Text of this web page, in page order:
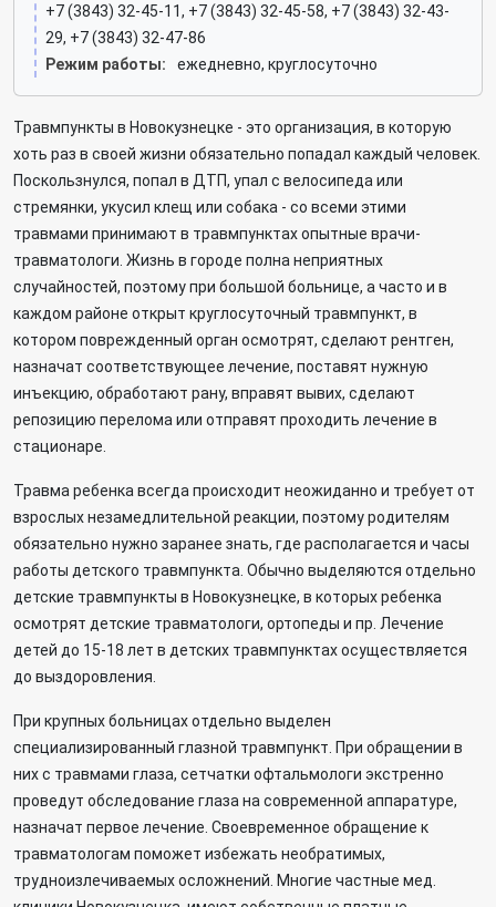
+7 (3843) 32-45-11, +7 (3843) 32-45-58, +7 (3843) 32-43-
29, +7 (3843) 32-47-86
Режим работы:
ежедневно, круглосуточно
Травмпункты в Новокузнецке - это организация, в которую
хоть раз в своей жизни обязательно попадал каждый человек.
Поскользнулся, попал в ДТП, упал с велосипеда или
стремянки, укусил клещ или собака - со всеми этими
травмами принимают в травмпунктах опытные врачи-
травматологи. Жизнь в городе полна неприятных
случайностей, поэтому при большой больнице, а часто и в
каждом районе открыт круглосуточный травмпункт, в
котором поврежденный орган осмотрят, сделают рентген,
назначат соответствующее лечение, поставят нужную
инъекцию, обработают рану, вправят вывих, сделают
репозицию перелома или отправят проходить лечение в
стационаре.
Травма ребенка всегда происходит неожиданно и требует от
взрослых незамедлительной реакции, поэтому родителям
обязательно нужно заранее знать, где располагается и часы
работы детского травмпункта. Обычно выделяются отдельно
детские травмпункты в Новокузнецке, в которых ребенка
осмотрят детские травматологи, ортопеды и пр. Лечение
детей до 15-18 лет в детских травмпунктах осуществляется
до выздоровления.
При крупных больницах отдельно выделен
специализированный глазной травмпункт. При обращении в
них с травмами глаза, сетчатки офтальмологи экстренно
проведут обследование глаза на современной аппаратуре,
назначат первое лечение. Своевременное обращение к
травматологам поможет избежать необратимых,
трудноизлечиваемых осложнений. Многие частные мед.